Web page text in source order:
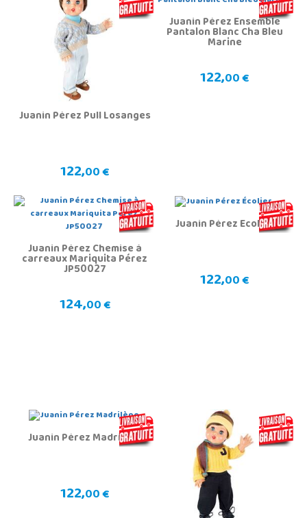
Juanin Pérez Pull Losanges
122,00 €
Juanin Pérez Ensemble
Pantalon Blanc Cha Bleu
Marine
122,00 €
Juanin Pérez Chemise à
carreaux Mariquita Pérez
JP50027
124,00 €
Juanin Pérez Écolier
122,00 €
Juanin Pérez Madrilène
122,00 €